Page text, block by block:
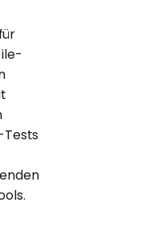
Tests